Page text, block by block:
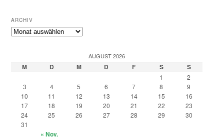
ARCHIV
Archiv
AUGUST 2026
M D M D F S S
1
2
3
4 5 6 7 8
9
10
11 12 13 14 15
16
17
18 19 20 21 22
23
24
25 26 27 28 29
30
31
« Nov.